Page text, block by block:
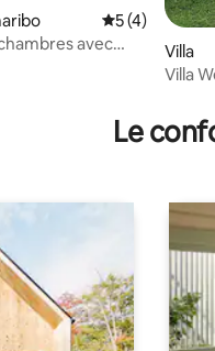
Évaluation
5 (4)
avec
Villa
Villa
Le